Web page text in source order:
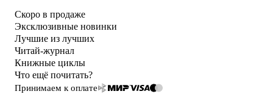
Скоро в продаже
Эксклюзивные новинки
Лучшие из лучших
Читай-журнал
Книжные циклы
Что ещё почитать?
Принимаем к оплате